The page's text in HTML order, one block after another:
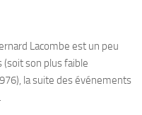
Lacombe est un peu
son plus faible
la suite des événements